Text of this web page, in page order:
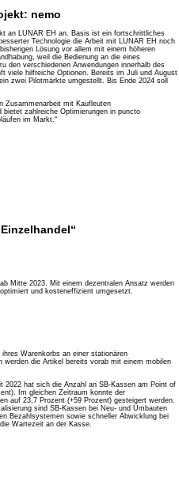
nemo
an LUNAR EH an. Basis ist ein fortschrittliches
Technologie die Arbeit mit LUNAR EH noch
Lösung vor allem mit einem höheren
weil die Bedienung an die eines
den verschiedenen Anwendungen innerhalb des
viele hilfreiche Optionen. Bereits im Juli und August
zwei Pilotmärkte umgestellt. Bis Ende 2024 soll
Zusammenarbeit mit Kaufleuten
zahlreiche Optimierungen in puncto
im Markt.“
Mitte 2023. Mit einem dezentralen Ansatz werden
und kosteneffizient umgesetzt.
Warenkorbs an einer stationären
werden die Artikel bereits vorab mit einem mobilen
hat sich die Anzahl an SB-Kassen am Point of
Im gleichen Zeitraum konnte der
auf 23,7 Prozent (+59 Prozent) gesteigert werden.
sind SB-Kassen bei Neu- und Umbauten
Bezahlsystemen sowie schneller Abwicklung bei
Wartezeit an der Kasse.